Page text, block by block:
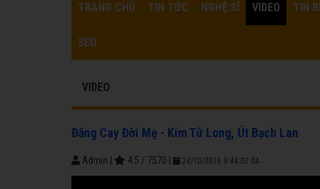
TRANG CHỦ TIN TỨC NGHỆ SĨ VIDEO TIN
SEO
VIDEO
Đắng Cay Đời Mẹ - Kim Tử Long, Út Bạch Lan
Admin 4.5 / 7570 24/10/2016 9:44:02 SA